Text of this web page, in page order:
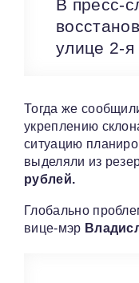
В пресс-
улице 2-я
Тогда же
укреплению
ситуацию
выделяли из
рублей.
Глобально
вице-мэр